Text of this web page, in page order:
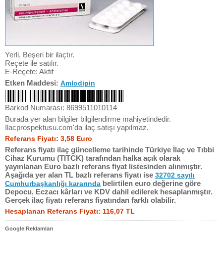
Yerli, Beşeri bir ilaçtır.
Reçete ile satılır.
E-Reçete: Aktif
Etken Maddesi: Amlodipin
Barkod Numarası: 8699511010114
Burada yer alan bilgiler bilgilendirme mahiyetindedir.
Ilacprospektusu.com'da ilaç satışı yapılmaz.
Referans Fiyatı: 3,58 Euro
Referans fiyatı ilaç güncelleme tarihinde Türkiye İlaç ve Tıbbi
Cihaz Kurumu (TITCK) tarafından halka açık olarak
yayınlanan Euro bazlı referans fiyat listesinden alınmıştır.
Aşağıda yer alan TL bazlı referans fiyatı ise 32702 sayılı
Cumhurbaşkanlığı kararında belirtilen euro değerine göre
Depocu, Eczacı kârları ve KDV dahil edilerek hesaplanmıştır.
Gerçek ilaç fiyatı referans fiyatından farklı olabilir.
Hesaplanan Referans Fiyatı: 116,07 TL
Google Reklamları